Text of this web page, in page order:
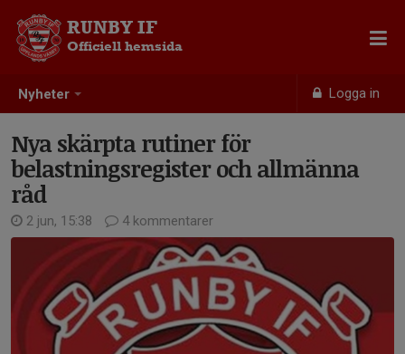
Nyheter Logga in
RUNBY IF
Officiell hemsida
Nya skärpta rutiner för
belastningsregister och allmänna
råd
2 jun, 15:38 4 kommentarer